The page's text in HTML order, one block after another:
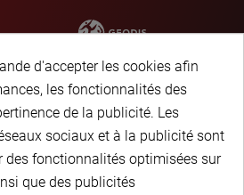
d'accepter les cookies afin
les fonctionnalités des
de la publicité. Les
sociaux et à la publicité sont
des fonctionnalités optimisées sur
que des publicités